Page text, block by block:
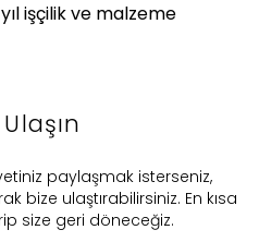
işçilik ve malzeme
paylaşmak isterseniz,
bize ulaştırabilirsiniz. En kısa
size geri döneceğiz.